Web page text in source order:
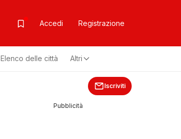
Accedi Registrazione
Elenco delle città Altri
Iscriviti
Pubblicità